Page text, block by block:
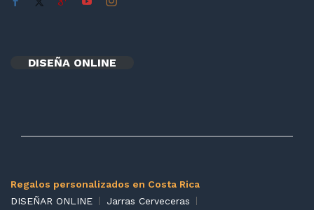
DISEÑA ONLINE
Regalos personalizados en Costa Rica
DISEÑAR ONLINE
Jarras Cerveceras